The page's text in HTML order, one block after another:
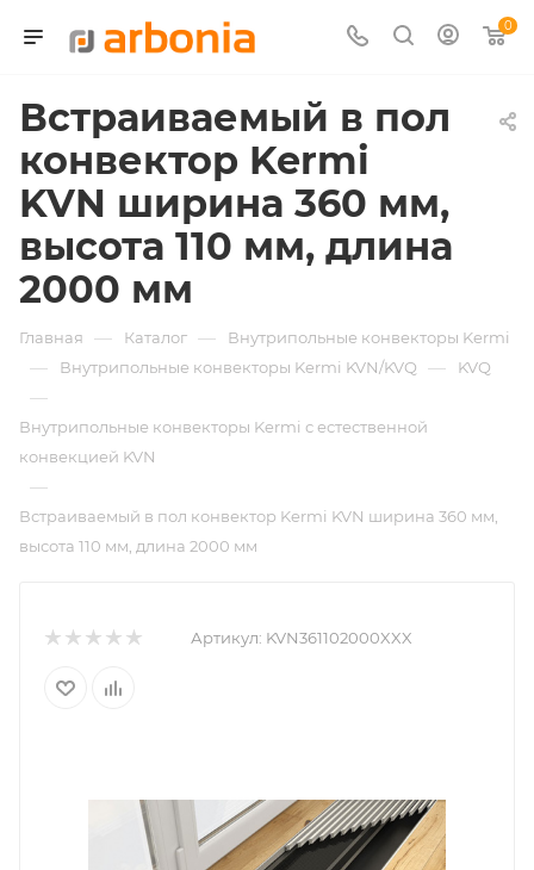
0
Встраиваемый в пол
конвектор Kermi
KVN ширина 360 мм,
высота 110 мм, длина
2000 мм
Главная — Каталог — Внутрипольные конвекторы Kermi
— Внутрипольные конвекторы Kermi KVN/KVQ — KVQ
—
Внутрипольные конвекторы Kermi с естественной
конвекцией KVN
—
Встраиваемый в пол конвектор Kermi KVN ширина 360 мм,
высота 110 мм, длина 2000 мм
Артикул: KVN361102000XXX